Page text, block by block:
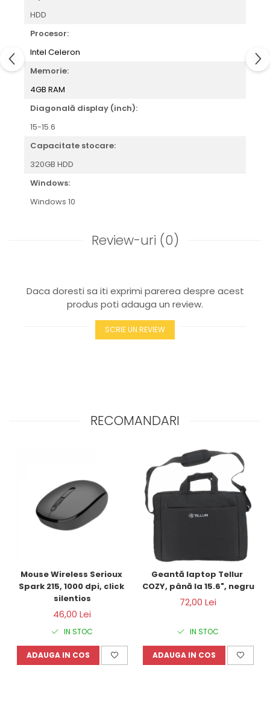
HDD
Procesor:
Intel Celeron
Memorie:
4GB RAM
Diagonală display (inch):
15-15.6
Capacitate stocare:
320GB HDD
Windows:
Windows 10
Review-uri (0)
Daca doresti sa iti exprimi parerea despre acest
produs poti adauga un review.
SCRIE UN REVIEW
RECOMANDARI
Mouse Wireless Serioux
Spark 215, 1000 dpi, click
silentios
46,00 Lei
IN STOC
ADAUGA IN COS
Geantă laptop Tellur
COZY, până la 15.6", negru
72,00 Lei
IN STOC
ADAUGA IN COS